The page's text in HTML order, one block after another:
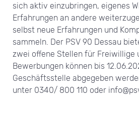
sich aktiv einzubringen, eigenes
Erfahrungen an andere
selbst neue Erfahrungen und
sammeln. Der PSV 90 Dessau
zwei offene Stellen für Freiwillige
Bewerbungen können bis
Geschäftsstelle abgegeben
unter 0340/ 800 110 oder